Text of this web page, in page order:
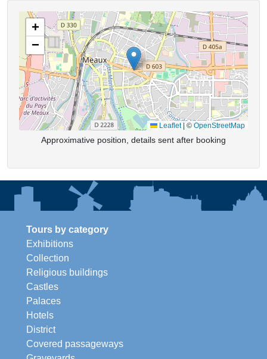
+
−
Leaflet ©OpenStreetMap
Approximative position, details sent after booking
Tours by category
Exhibitions
Collection
Religious buildings
Castles
Palaces
Hotels
District
Covered passageways